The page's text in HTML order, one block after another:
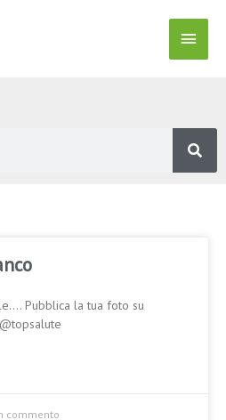
Menu
Pubblica la tua foto su
commento